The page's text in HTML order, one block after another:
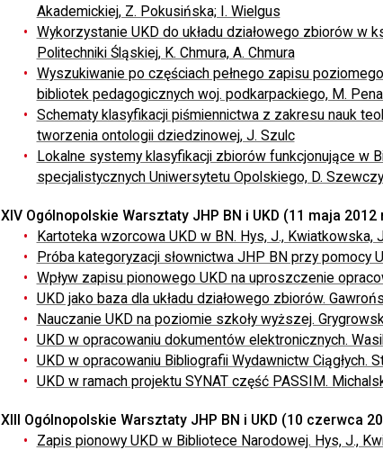
Akademickiej, Z. Pokusińska; I. Wielgus
Wykorzystanie UKD do układu działowego zbiorów w
Politechniki Śląskiej, K. Chmura, A. Chmura
Wyszukiwanie po częściach pełnego zapisu
bibliotek pedagogicznych woj. podkarpackiego, M.
Schematy klasyfikacji piśmiennictwa z zakresu nauk
tworzenia ontologii dziedzinowej, J. Szulc
Lokalne systemy klasyfikacji zbiorów funkcjonujące w
specjalistycznych Uniwersytetu Opolskiego, D.
XIV Ogólnopolskie Warsztaty JHP BN i UKD (11 maja 2012
Kartoteka wzorcowa UKD w BN. Hys, J., Kwiatkowska,
Próba kategoryzacji słownictwa JHP BN przy pomocy
Wpływ zapisu pionowego UKD na uproszczenie
UKD jako baza dla układu działowego zbiorów.
Nauczanie UKD na poziomie szkoły wyższej.
UKD w opracowaniu dokumentów elektronicznych.
UKD w opracowaniu Bibliografii Wydawnictw Ciągłych.
UKD w ramach projektu SYNAT część PASSIM.
XIII Ogólnopolskie Warsztaty JHP BN i UKD (10 czerwca
Zapis pionowy UKD w Bibliotece Narodowej. Hys, J.,